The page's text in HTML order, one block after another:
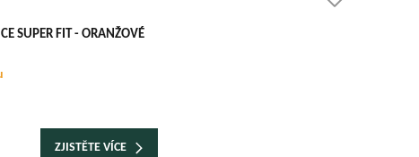
SUPER FIT - ORANŽOVÉ
ZJISTĚTE VÍCE